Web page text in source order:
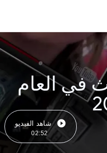
في العام
شاهد الفيديو
02:52